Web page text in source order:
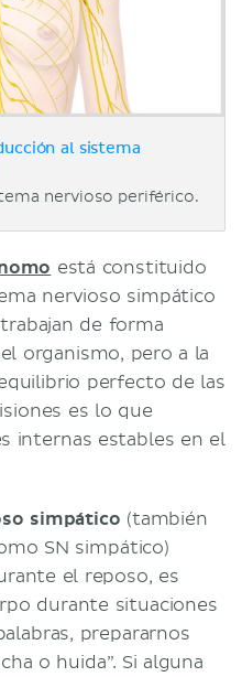
al sistema
nervioso periférico.
está constituido
nervioso simpático
de forma
organismo, pero a la
perfecto de las
es lo que
internas estables en el
simpático (también
SN simpático)
el reposo, es
durante situaciones
prepararnos
o huida”. Si alguna